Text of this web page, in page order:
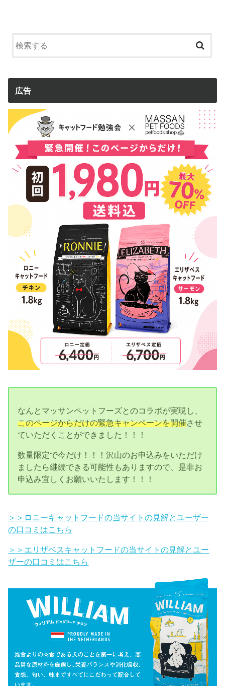
広告
なんとマッサンペットフーズとのコラボが実現し、
このページからだけの緊急キャンペーンを開催させ
ていただくことができました！！！
数量限定で今だけ！！！沢山のお申込みをいただけ
ましたら継続できる可能性もありますので、是非お
申込み宜しくお願いいたします！！！
＞＞ロニーキャットフードの当サイトの見解とユーザー
の口コミはこちら
＞＞エリザベスキャットフードの当サイトの見解とユー
ザーの口コミはこちら